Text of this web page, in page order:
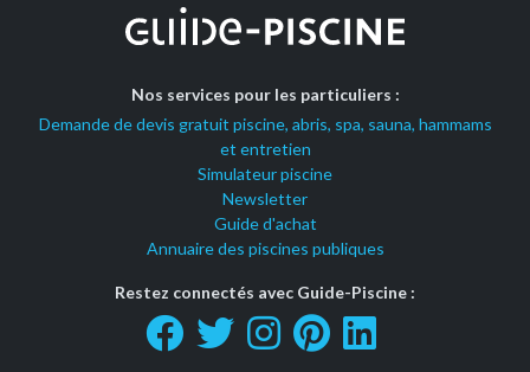
Nos services pour les particuliers :
Demande de devis gratuit piscine, abris, spa, sauna, hammams
et entretien
Simulateur piscine
Newsletter
Guide d'achat
Annuaire des piscines publiques
Restez connectés avec Guide-Piscine :